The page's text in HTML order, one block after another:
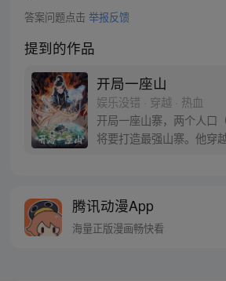
答案问题点击 举报反馈
提到的作品
开局一座山
娱乐没错 · 穿越 · 热血
开局一座山寨，两个人口
将要打造最强山寨。他穿
名震古今，问一声：王侯
腾讯动漫App
海量正版漫画畅快看